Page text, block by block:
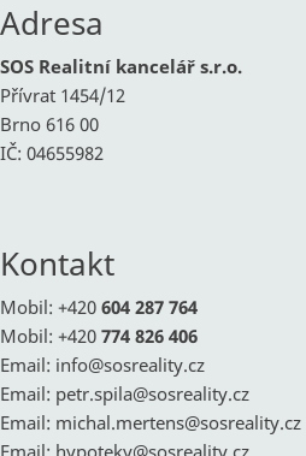
Adresa
SOS Realitní kancelář s.r.o.
Přívrat 1454/12
Brno 616 00
IČ: 04655982
Kontakt
Mobil: +420 604 287 764
Mobil: +420 774 826 406
Email: info@sosreality.cz
Email: petr.spila@sosreality.cz
Email: michal.mertens@sosreality.cz
Email: hypoteky@sosreality.cz